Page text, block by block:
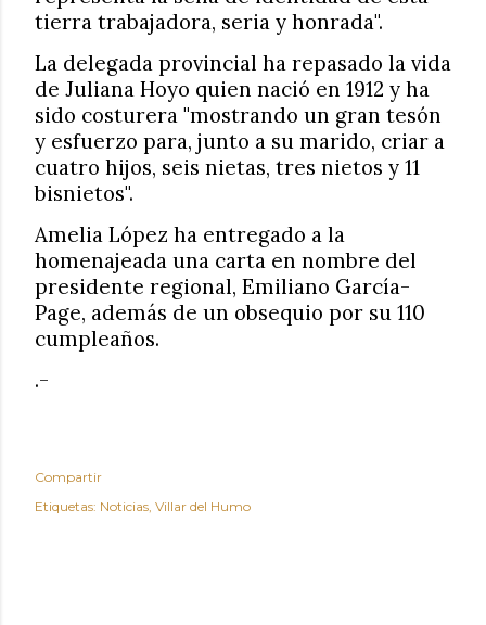
tierra trabajadora, seria y honrada".
La delegada provincial ha repasado la vida
de Juliana Hoyo quien nació en 1912 y ha
sido costurera "mostrando un gran tesón
y esfuerzo para, junto a su marido, criar a
cuatro hijos, seis nietas, tres nietos y 11
bisnietos".
Amelia López ha entregado a la
homenajeada una carta en nombre del
presidente regional, Emiliano García-
Page, además de un obsequio por su 110
cumpleaños.
.-
Compartir
Etiquetas: Noticias Villar del Humo